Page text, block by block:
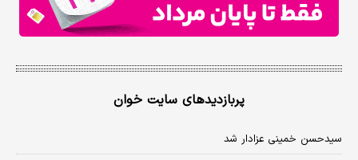
پربازدیدهای سایت خوان
سیدحسن خمینی عزادار شد